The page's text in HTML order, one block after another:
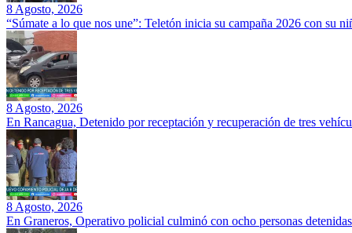
8 Agosto, 2026
“Súmate a lo que nos une”: Teletón inicia su campaña 2026 con su
8 Agosto, 2026
En Rancagua, Detenido por receptación y recuperación de tres
8 Agosto, 2026
En Graneros, Operativo policial culminó con ocho personas